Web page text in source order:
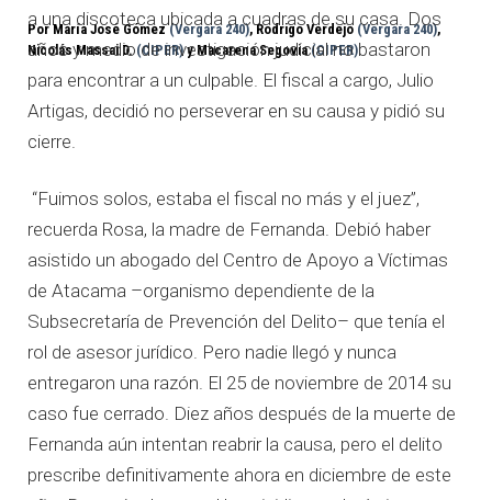
Por María José Gómez(Vergara 240), Rodrigo Verdejo (Vergara 240),
Nicolás Massai D.(CIPER)y Macarena Segovia(CIPER)
a una discoteca ubicada a cuadras de su casa. Dos
años y medio de investigación judicial no bastaron
para encontrar a un culpable. El fiscal a cargo, Julio
Artigas, decidió no perseverar en su causa y pidió su
cierre.
“Fuimos solos, estaba el fiscal no más y el juez”,
recuerda Rosa, la madre de Fernanda. Debió haber
asistido un abogado del Centro de Apoyo a Víctimas
de Atacama –organismo dependiente de la
Subsecretaría de Prevención del Delito– que tenía el
rol de asesor jurídico. Pero nadie llegó y nunca
entregaron una razón. El 25 de noviembre de 2014 su
caso fue cerrado. Diez años después de la muerte de
Fernanda aún intentan reabrir la causa, pero el delito
prescribe definitivamente ahora en diciembre de este